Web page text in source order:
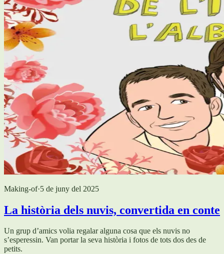
Making-of·5 de juny del 2025
La història dels nuvis, convertida en conte
Un grup d’amics volia regalar alguna cosa que els nuvis no
s’esperessin. Van portar la seva història i fotos de tots dos des de
petits.